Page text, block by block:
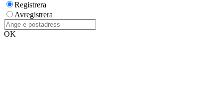
Registrera
Avregistrera
OK